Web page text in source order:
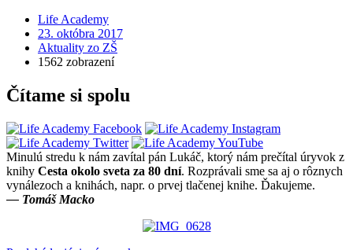
Life Academy
23. októbra 2017
Aktuality zo ZŠ
1562 zobrazení
Čítame si spolu
Minulú stredu k nám zavítal pán Lukáč, ktorý nám prečítal úryvok z
knihy Cesta okolo sveta za 80 dní. Rozprávali sme sa aj o rôznych
vynálezoch a knihách, napr. o prvej tlačenej knihe. Ďakujeme.
— Tomáš Macko